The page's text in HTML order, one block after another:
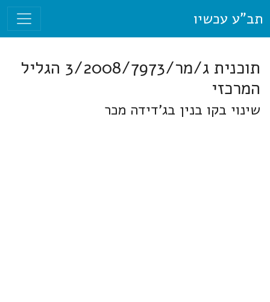
תב"ע עכשיו
תוכנית ג/מר/3/2008/7973 הגליל
המרכזי
שינוי בקו בנין בג'דידה מכר